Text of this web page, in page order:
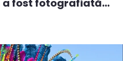
a fost fotografiată